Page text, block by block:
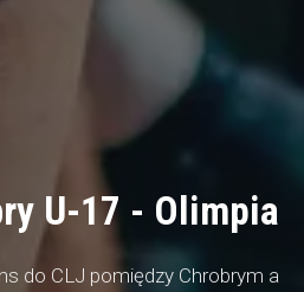
U-17 - Olimpia
do CLJ pomiędzy Chrobrym a